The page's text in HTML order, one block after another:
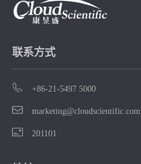
联系方式
+86-21-5497 5000
marketing@cloudscientific.com
201101